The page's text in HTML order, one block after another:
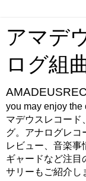
アマデ
ログ組
you may enjoy the
マデウスレコード
グ。アナログレコ
レビュー、音楽事
ギャードなど注目
サリーもご紹介し